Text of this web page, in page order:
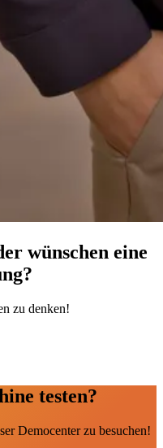
wünschen eine
zu denken!
testen?
Democenter zu besuchen!